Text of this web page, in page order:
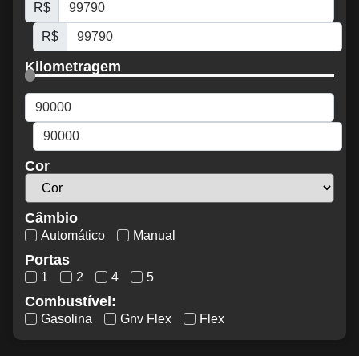
R$
R$
Kilometragem
Cor
Câmbio
Automático Manual
Portas
1 2 4 5
Combustível:
Gasolina Gnv Flex Flex